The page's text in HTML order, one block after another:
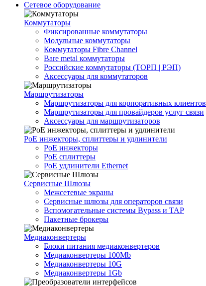
Сетевое оборудование
Коммутаторы
Фиксированные коммутаторы
Модульные коммутаторы
Коммутаторы Fibre Channel
Bare metal коммутаторы
Российские коммутаторы (ТОРП | РЭП)
Аксессуары для коммутаторов
Маршрутизаторы
Маршрутизаторы для корпоративных клиентов
Маршрутизаторы для провайдеров услуг связи
Аксессуары для маршрутизаторов
PoE инжекторы, сплиттеры и удлинители
PoE инжекторы
PoE сплиттеры
PoE удлинители Ethernet
Сервисные Шлюзы
Межсетевые экраны
Сервисные шлюзы для операторов связи
Вспомогательные системы Bypass и TAP
Пакетные брокеры
Медиаконвертеры
Блоки питания медиаконвертеров
Медиаконвертеры 100Mb
Медиаконвертеры 10G
Медиаконвертеры 1Gb